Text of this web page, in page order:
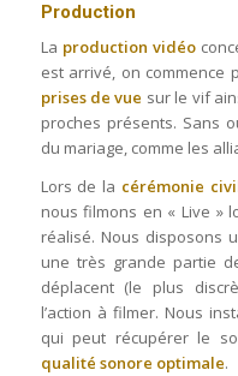
Production
La production vidéo
est arrivé, on commence
prises de vue sur le vif
proches présents. Sans
du mariage, comme les
Lors de la cérémonie
nous filmons en « Live »
réalisé. Nous disposons
une très grande partie
déplacent (le plus
l’action à filmer. Nous
qui peut récupérer le
qualité sonore optimale.